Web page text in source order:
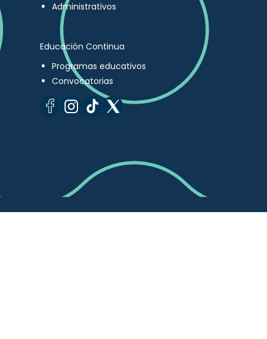
Administrativos
Educación Continua
Programas educativos
Convocatorias